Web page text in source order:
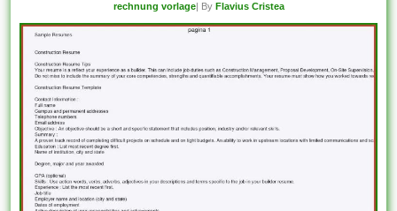
rechnung vorlage| By Flavius Cristea